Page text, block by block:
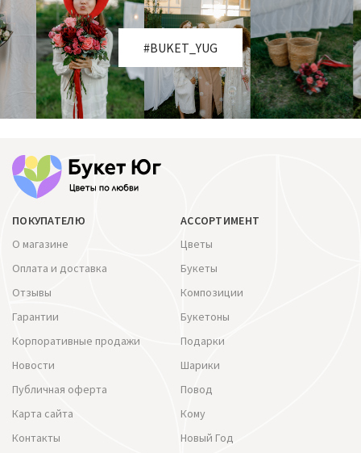
#BUKET_YUG
ПОКУПАТЕЛЮ
О магазине
Оплата и доставка
Отзывы
Гарантии
Корпоративные продажи
Новости
Публичная оферта
Карта сайта
Контакты
АССОРТИМЕНТ
Цветы
Букеты
Композиции
Букетоны
Подарки
Шарики
Повод
Кому
Новый Год